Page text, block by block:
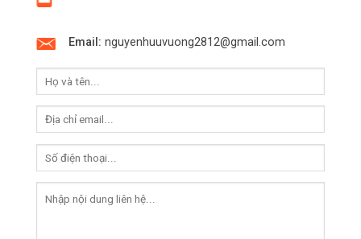
Email: nguyenhuuvuong2812@gmail.com